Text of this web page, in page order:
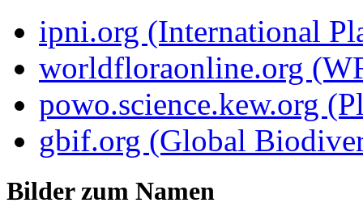
ipni.org (International
worldfloraonline.org
powo.science.kew.org
gbif.org (Global
Bilder zum Namen